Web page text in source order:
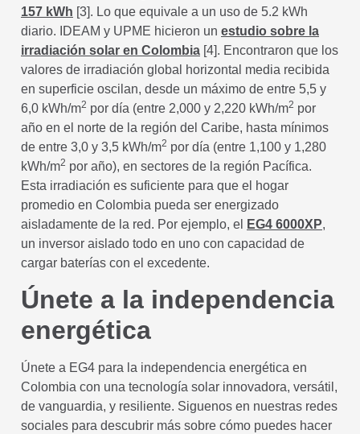
157 kWh [3]. Lo que equivale a un uso de 5.2 kWh
diario. IDEAM y UPME hicieron un estudio sobre la
irradiación solar en Colombia [4]. Encontraron que los
valores de irradiación global horizontal media recibida
en superficie oscilan, desde un máximo de entre 5,5 y
6,0 kWh/m2 por día (entre 2,000 y 2,220 kWh/m2 por
año en el norte de la región del Caribe, hasta mínimos
de entre 3,0 y 3,5 kWh/m2 por día (entre 1,100 y 1,280
kWh/m2 por año), en sectores de la región Pacífica.
Esta irradiación es suficiente para que el hogar
promedio en Colombia pueda ser energizado
aisladamente de la red. Por ejemplo, el
EG4 6000XP,
un inversor aislado todo en uno con capacidad de
cargar baterías con el excedente.
Únete a la independencia
energética
Únete a EG4 para la independencia energética en
Colombia con una tecnología solar innovadora, versátil,
de vanguardia, y resiliente. Siguenos en nuestras redes
sociales para descubrir más sobre cómo puedes hacer